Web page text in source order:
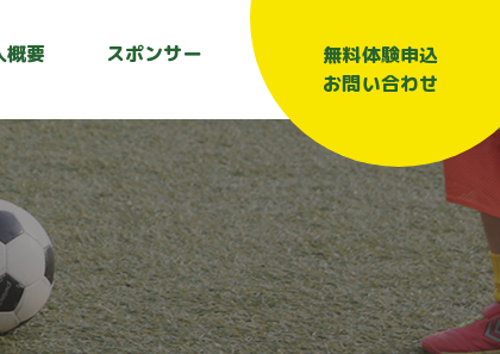
概要 スポンサー
無料体験申込
お問い合わせ